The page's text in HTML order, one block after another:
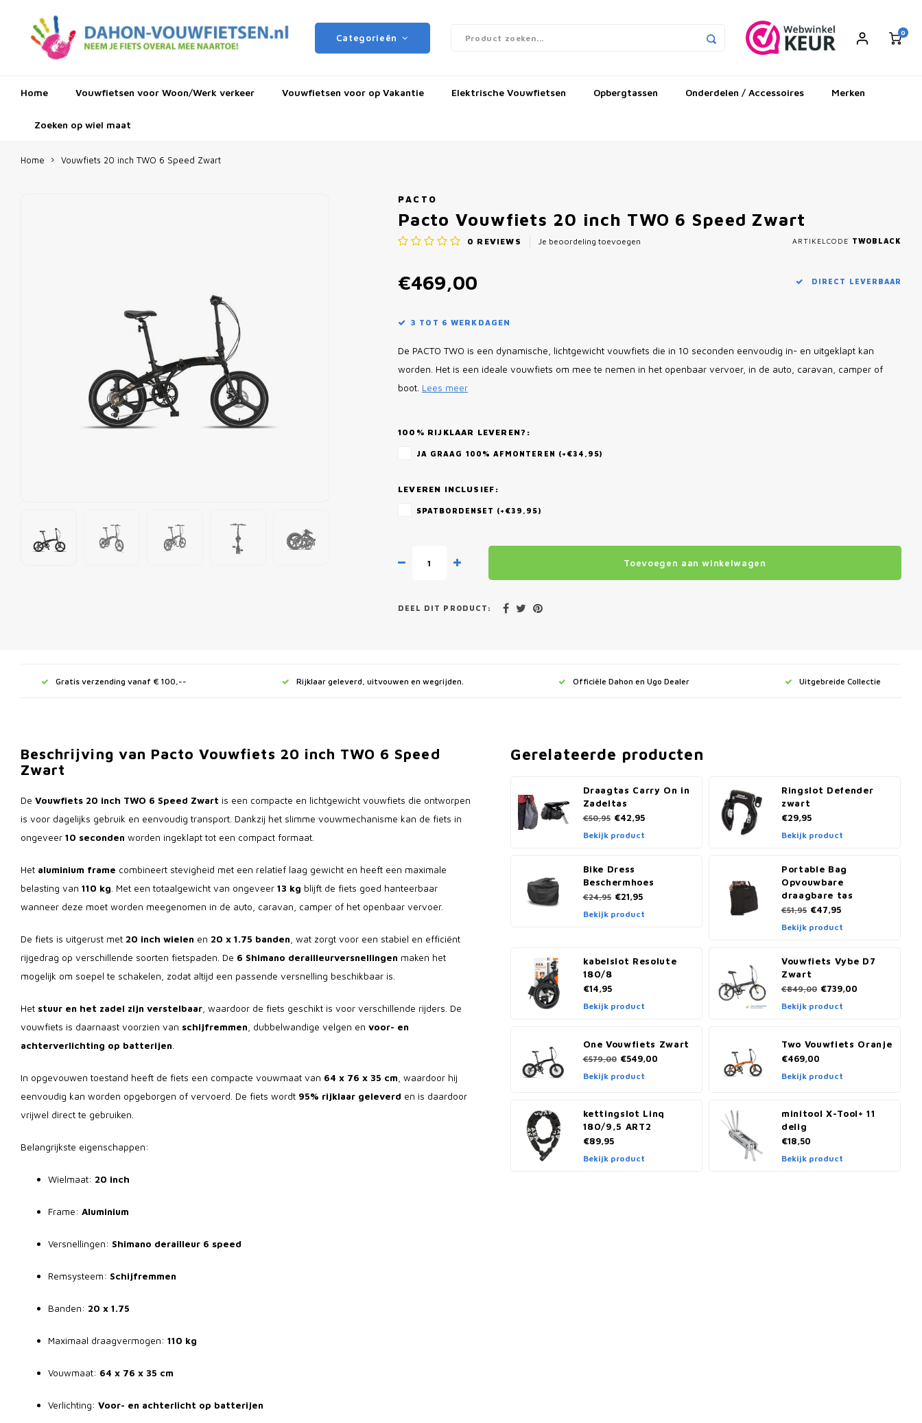
Categorieën
0
Home Vouwfietsen voor Woon/Werk verkeer Vouwfietsen voor op Vakantie Elektrische Vouwfietsen Opbergtassen Onderdelen / Accessoires Merken
Zoeken op wiel maat
Home Vouwfiets 20 inch TWO 6 Speed Zwart
PACTO
Pacto Vouwfiets 20 inch TWO 6 Speed Zwart
0 REVIEWS Je beoordeling toevoegen ARTIKELCODE TWOBLACK
€469,00 DIRECT LEVERBAAR
3 TOT 6 WERKDAGEN
De PACTO TWO is een dynamische, lichtgewicht vouwfiets die in 10 seconden eenvoudig in- en uitgeklapt kan
worden. Het is een ideale vouwfiets om mee te nemen in het openbaar vervoer, in de auto, caravan, camper of
boot. Lees meer
100% RIJKLAAR LEVEREN?:
JA GRAAG 100% AFMONTEREN (+€34,95)
LEVEREN INCLUSIEF:
SPATBORDENSET (+€39,95)
Toevoegen aan winkelwagen
DEEL DIT PRODUCT:
Gratis verzending vanaf € 100,-- Rijklaar geleverd, uitvouwen en wegrijden. Officiële Dahon en Ugo Dealer Uitgebreide Collectie
Beschrijving van Pacto Vouwfiets 20 inch TWO 6 Speed
Zwart
De Vouwfiets 20 inch TWO 6 Speed Zwart is een compacte en lichtgewicht vouwfiets die ontworpen
is voor dagelijks gebruik en eenvoudig transport. Dankzij het slimme vouwmechanisme kan de fiets in
ongeveer 10 seconden worden ingeklapt tot een compact formaat.
Het aluminium frame combineert stevigheid met een relatief laag gewicht en heeft een maximale
belasting van 110 kg . Met een totaalgewicht van ongeveer 13 kg blijft de fiets goed hanteerbaar
wanneer deze moet worden meegenomen in de auto, caravan, camper of het openbaar vervoer.
De fiets is uitgerust met 20 inch wielen en 20 x 1.75 banden , wat zorgt voor een stabiel en efficiënt
rijgedrag op verschillende soorten fietspaden. De 6 Shimano derailleurversnellingen maken het
mogelijk om soepel te schakelen, zodat altijd een passende versnelling beschikbaar is.
Het stuur en het zadel zijn verstelbaar , waardoor de fiets geschikt is voor verschillende rijders. De
vouwfiets is daarnaast voorzien van schijfremmen , dubbelwandige velgen en voor- en
achterverlichting op batterijen
In opgevouwen toestand heeft de fiets een compacte vouwmaat van 64 x 76 x 35 cm , waardoor hij
eenvoudig kan worden opgeborgen of vervoerd. De fiets wordt 95% rijklaar geleverd en is daardoor
vrijwel direct te gebruiken.
Belangrijkste eigenschappen:
Wielmaat: 20 inch
Frame: Aluminium
Versnellingen: Shimano derailleur 6 speed
Remsysteem: Schijfremmen
Banden: 20 x 1.75
Maximaal draagvermogen: 110 kg
Vouwmaat: 64 x 76 x 35 cm
Verlichting: Voor- en achterlicht op batterijen
Gerelateerde producten
Draagtas Carry On in
Zadeltas
€50,95 €42,95
Bekijk product
Ringslot Defender
zwart
€29,95
Bekijk product
Bike Dress
Beschermhoes
€24,95 €21,95
Bekijk product
Portable Bag
Opvouwbare
draagbare tas
€51,95 €47,95
Bekijk product
kabelslot Resolute
180/8
€14,95
Bekijk product
Vouwfiets Vybe D7
Zwart
€849,00 €739,00
Bekijk product
One Vouwfiets Zwart
€579,00 €549,00
Bekijk product
Two Vouwfiets Oranje
€469,00
Bekijk product
kettingslot Linq
180/9,5 ART2
€89,95
Bekijk product
minitool X-Tool+ 11
delig
€18,50
Bekijk product